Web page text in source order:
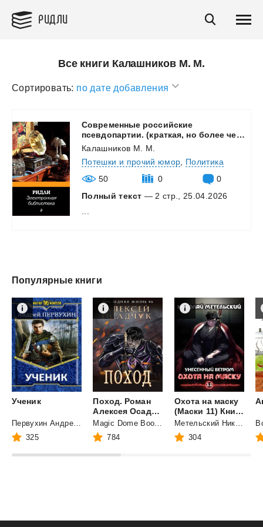
РИДЛИ
Все книги Калашников М. М.
Сортировать: по дате добавления
Современные российские
псевдопартии. (краткая, но более чем десятилетняя история)
Калашников М. М.
Потешки и прочий юмор
Политика
50
0
0
Полный текст — 2 стр., 25.04.2026
Популярные книги
Ученик
Первухин Андрей Евгеньевич
325
Поход. Роман
Алексея Осадчука
784
Охота на маску
(Маски 11) Книга одиннадцатая
304